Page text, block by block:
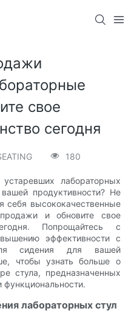
свое
сегодня
180
лабораторных
продуктивности? Не
себя высококачественные
и обновите свое
Попрощайтесь с
эффективности с
сидения для вашей
чтобы узнать больше о
стула, предназначенных
функциональности.
лабораторных стул